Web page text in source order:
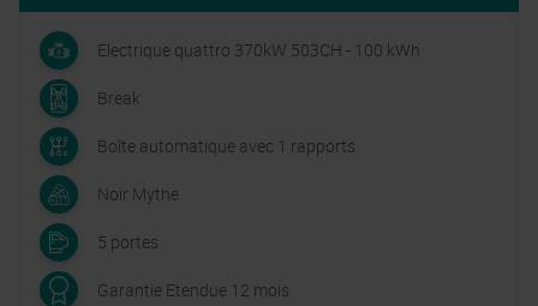
Electrique quattro 370kW 503CH - 100 kWh
Break
Boîte automatique avec 1 rapports
Noir Mythe
5 portes
Garantie Etendue 12 mois